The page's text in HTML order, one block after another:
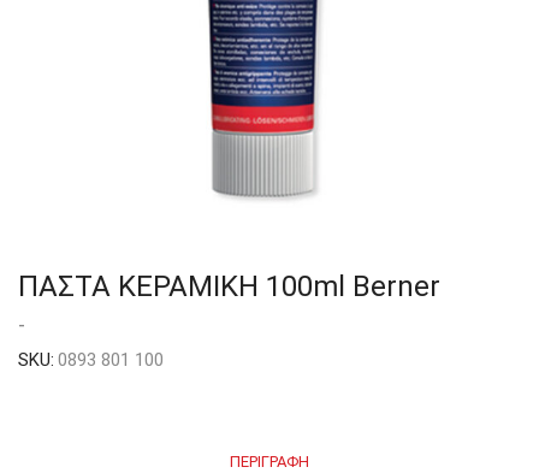
ΠΑΣΤΑ ΚΕΡΑΜΙΚΗ 100ml Berner
-
SKU: 0893 801 100
ΠΕΡΙΓΡΑΦΉ